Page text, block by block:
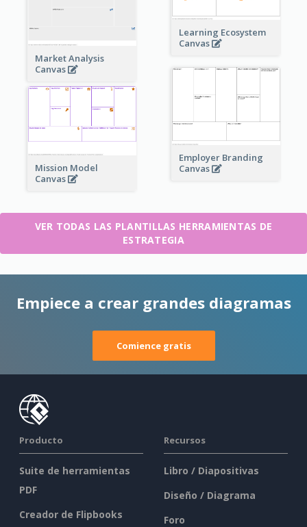
Learning Ecosystem
Canvas
Market Analysis
Canvas
Employer Branding
Canvas
Mission Model
Canvas
VER TODAS LAS PLANTILLAS HERRAMIENTAS DE
ESTRATEGIA
Empiece a crear grandes diagramas
Comience gratis
Producto
Suite de herramientas
PDF
Creador de Flipbooks
Recursos
Libro / Diapositivas
Diseño / Diagrama
Foro